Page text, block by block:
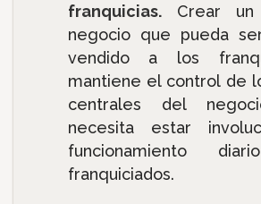
franquicias.Crear un
negocio que pueda
vendido a los
mantiene el control de
centrales del
necesita estar
funcionamiento
franquiciados.